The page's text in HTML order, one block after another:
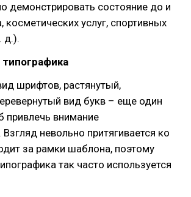
демонстрировать состояние до и
косметических услуг, спортивных
д.).
шрифтов, растянутый,
вид букв – еще один
привлечь внимание
Взгляд невольно притягивается ко
за рамки шаблона, поэтому
так часто используется